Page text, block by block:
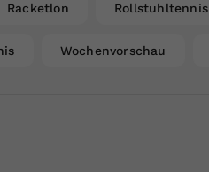
Racketlon Rollstuhltennis
Wochenvorschau